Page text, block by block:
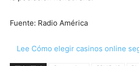
Fuente: Radio América
Lee Cómo elegir casinos online